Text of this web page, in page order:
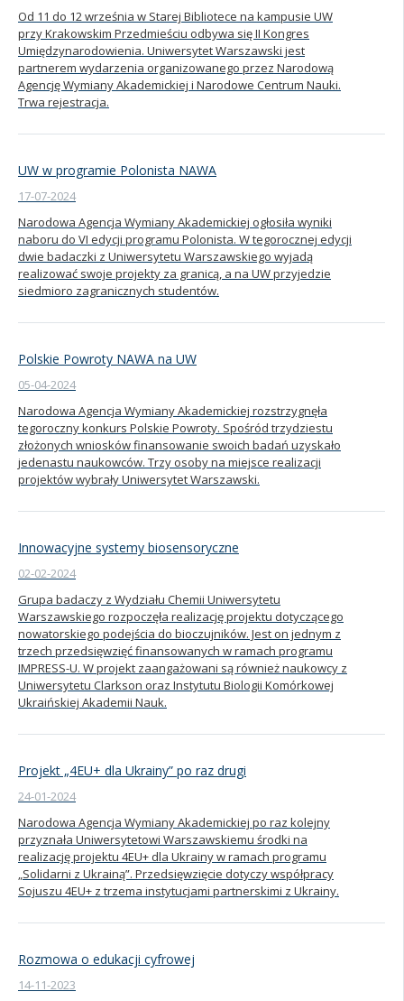
Od 11 do 12 września w Starej Bibliotece na kampusie UW
przy Krakowskim Przedmieściu odbywa się II Kongres
Umiędzynarodowienia. Uniwersytet Warszawski jest
partnerem wydarzenia organizowanego przez Narodową
Agencję Wymiany Akademickiej i Narodowe Centrum Nauki.
Trwa rejestracja.
UW w programie Polonista NAWA
17-07-2024
Narodowa Agencja Wymiany Akademickiej ogłosiła wyniki
naboru do VI edycji programu Polonista. W tegorocznej edycji
dwie badaczki z Uniwersytetu Warszawskiego wyjadą
realizować swoje projekty za granicą, a na UW przyjedzie
siedmioro zagranicznych studentów.
Polskie Powroty NAWA na UW
05-04-2024
Narodowa Agencja Wymiany Akademickiej rozstrzygnęła
tegoroczny konkurs Polskie Powroty. Spośród trzydziestu
złożonych wniosków finansowanie swoich badań uzyskało
jedenastu naukowców. Trzy osoby na miejsce realizacji
projektów wybrały Uniwersytet Warszawski.
Innowacyjne systemy biosensoryczne
02-02-2024
Grupa badaczy z Wydziału Chemii Uniwersytetu
Warszawskiego rozpoczęła realizację projektu dotyczącego
nowatorskiego podejścia do bioczujników. Jest on jednym z
trzech przedsięwzięć finansowanych w ramach programu
IMPRESS-U. W projekt zaangażowani są również naukowcy z
Uniwersytetu Clarkson oraz Instytutu Biologii Komórkowej
Ukraińskiej Akademii Nauk.
Projekt „4EU+ dla Ukrainy” po raz drugi
24-01-2024
Narodowa Agencja Wymiany Akademickiej po raz kolejny
przyznała Uniwersytetowi Warszawskiemu środki na
realizację projektu 4EU+ dla Ukrainy w ramach programu
„Solidarni z Ukrainą”. Przedsięwzięcie dotyczy współpracy
Sojuszu 4EU+ z trzema instytucjami partnerskimi z Ukrainy.
Rozmowa o edukacji cyfrowej
14-11-2023